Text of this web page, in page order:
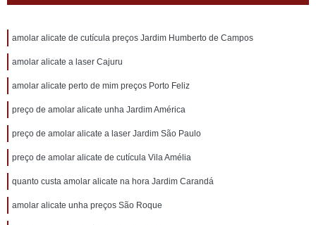
amolar alicate de cutícula preços Jardim Humberto de Campos
amolar alicate a laser Cajuru
amolar alicate perto de mim preços Porto Feliz
preço de amolar alicate unha Jardim América
preço de amolar alicate a laser Jardim São Paulo
preço de amolar alicate de cutícula Vila Amélia
quanto custa amolar alicate na hora Jardim Carandá
amolar alicate unha preços São Roque